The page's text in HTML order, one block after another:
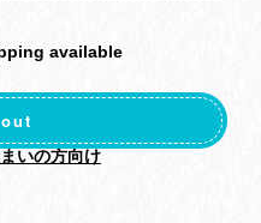
available
いの方向け